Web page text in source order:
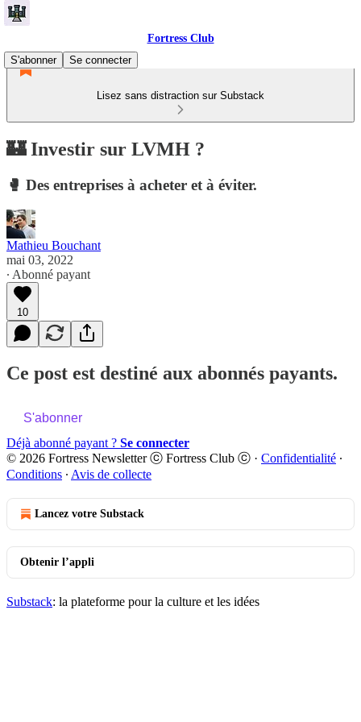
Fortress Club
S'abonner
Se connecter
Lisez sans distraction sur Substack
🏰 Investir sur LVMH ?
🥊 Des entreprises à acheter et à éviter.
Mathieu Bouchant
mai 03, 2022
∙ Abonné payant
10
Ce post est destiné aux abonnés payants.
S'abonner
Déjà abonné payant ? Se connecter
© 2026 Fortress Newsletter ⓒ Fortress Club ⓒ · Confidentialité ∙
Conditions ∙ Avis de collecte
Lancez votre Substack
Obtenir l’appli
Substack: la plateforme pour la culture et les idées